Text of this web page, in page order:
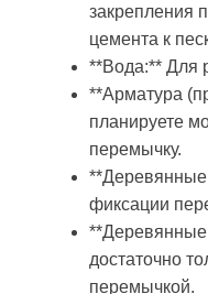
закрепления
цемента к
**Вода:** Для
**Арматура
планируете
перемычку.
фиксации
**Деревянные
достаточно
перемычкой.